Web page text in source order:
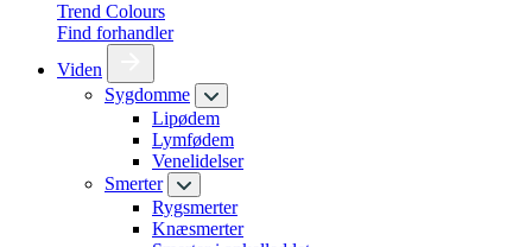
Trend Colours
Find forhandler
Viden
Sygdomme
Lipødem
Lymfødem
Venelidelser
Smerter
Rygsmerter
Knæsmerter